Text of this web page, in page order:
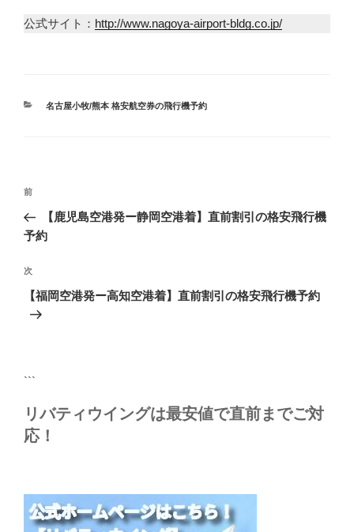
公式サイト： http://www.nagoya-airport-bldg.co.jp/
カ
名古屋小牧/熊本 格安航空券の飛行機予約
投
ナ
ゲ
ー
シ
前
の
投
前
【鹿児島空港発ー静岡空港着】直前割引の格安飛行機
予約
次
の
次
【福岡空港発ー高知空港着】直前割引の格安飛行機予約
```
リバティウイングは最安値で直前までご対
応！